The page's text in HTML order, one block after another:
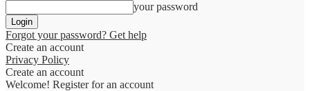
your password
Forgot your password? Get help
Create an account
Privacy Policy
Create an account
Welcome! Register for an account